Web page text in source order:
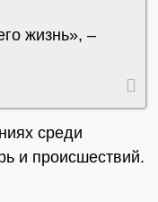
жизнь», –
среди
и происшествий.